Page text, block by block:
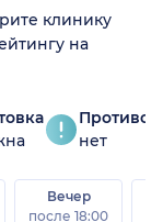
клинику
на
нет
Вечер
после 18:00